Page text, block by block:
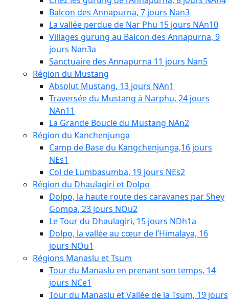
Balcon des Annapurna, 7 jours Nan3
La vallée perdue de Nar Phu 15 jours NAn10
Villages gurung au Balcon des Annapurna, 9
jours Nan3a
Sanctuaire des Annapurna 11 jours Nan5
Région du Mustang
Absolut Mustang, 13 jours NAn1
Traversée du Mustang à Narphu, 24 jours
NAn11
La Grande Boucle du Mustang NAn2
Région du Kanchenjunga
Camp de Base du Kangchenjunga,16 jours
NEs1
Col de Lumbasumba, 19 jours NEs2
Région du Dhaulagiri et Dolpo
Dolpo, la haute route des caravanes par Shey
Gompa, 23 jours NOu2
Le Tour du Dhaulagiri, 15 jours NDh1a
Dolpo, la vallée au cœur de l’Himalaya, 16
jours NOu1
Régions Manaslu et Tsum
Tour du Manaslu en prenant son temps, 14
jours NCe1
Tour du Manaslu et Vallée de la Tsum, 19 jours